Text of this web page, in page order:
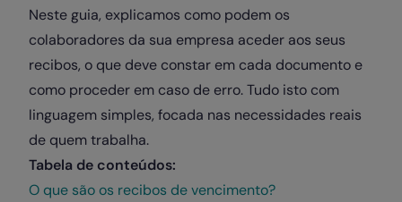
Neste guia, explicamos como podem os
colaboradores da sua empresa aceder aos seus
recibos, o que deve constar em cada documento e
como proceder em caso de erro. Tudo isto com
linguagem simples, focada nas necessidades reais
de quem trabalha.
Tabela de conteúdos:
O que são os recibos de vencimento?